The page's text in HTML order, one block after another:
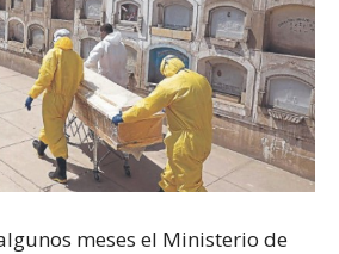
meses el Ministerio de